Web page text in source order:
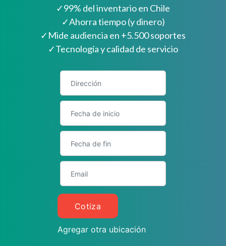
✓99% del inventario en Chile
✓Ahorra tiempo (y dinero)
✓ Mide audiencia en +5.500 soportes
✓Tecnología y calidad de servicio
Cotiza
Agregar otra ubicación